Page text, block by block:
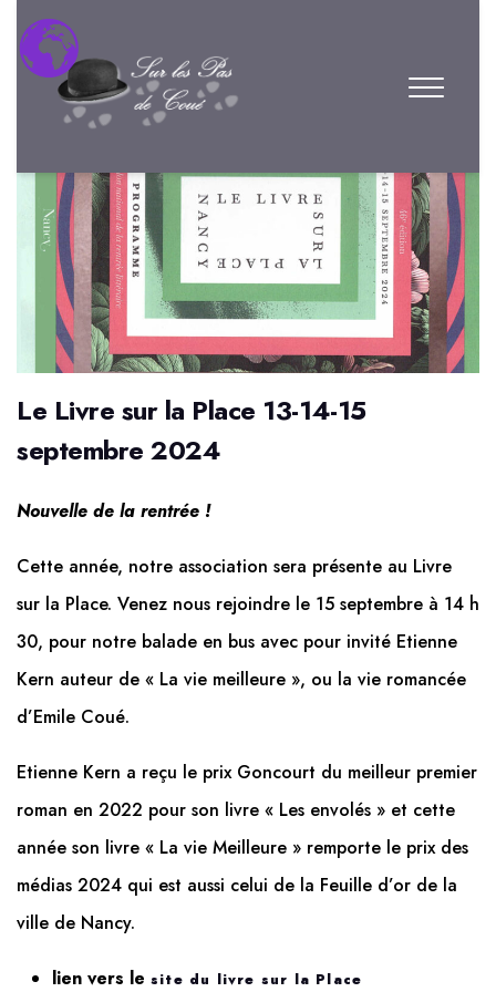
Le Livre sur la Place 13-14-15
septembre 2024
Nouvelle de la rentrée !
Cette année, notre association sera présente au Livre
sur la Place. Venez nous rejoindre le 15 septembre à 14 h
30, pour notre balade en bus avec pour invité Etienne
Kern auteur de « La vie meilleure », ou la vie romancée
d’Emile Coué.
Etienne Kern a reçu le prix Goncourt du meilleur premier
roman en 2022 pour son livre « Les envolés » et cette
année son livre « La vie Meilleure » remporte le prix des
médias 2024 qui est aussi celui de la Feuille d’or de la
ville de Nancy.
lien vers le site du livre sur la Place